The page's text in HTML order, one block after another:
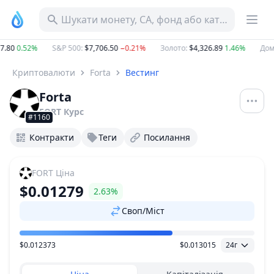
Шукати монету, CA, фонд або категорію
0.52% S&P 500:$7,706.50−0.21% Золото:$4,326.891.46%
Криптовалюти Forta Вестинг
#1160
Forta
FORT Курс
Контракти Теги Посилання
FORT Ціна
$0.01279
2.63%
Своп/Міст
Діапазон цін
$0.012373 $0.013015 24г